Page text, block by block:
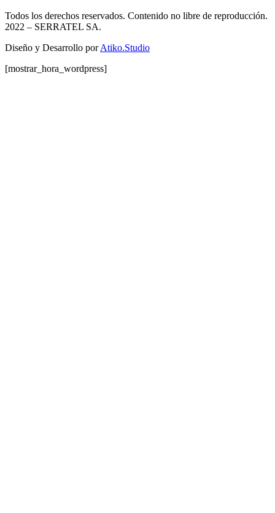
Todos los derechos reservados. Contenido no libre de reproducción.
2022 – SERRATEL SA.
Diseño y Desarrollo porAtiko.Studio
[mostrar_hora_wordpress]